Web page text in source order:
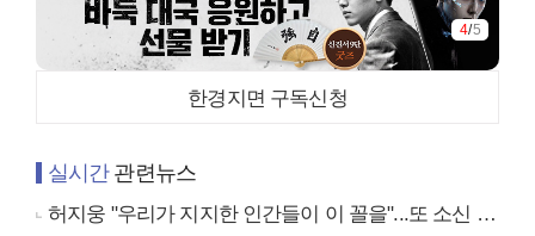
4/5
한경지면 구독신청
실시간관련뉴스
허지웅 "우리가 지지한 인간들이 이 꼴을"...또 소신 발언